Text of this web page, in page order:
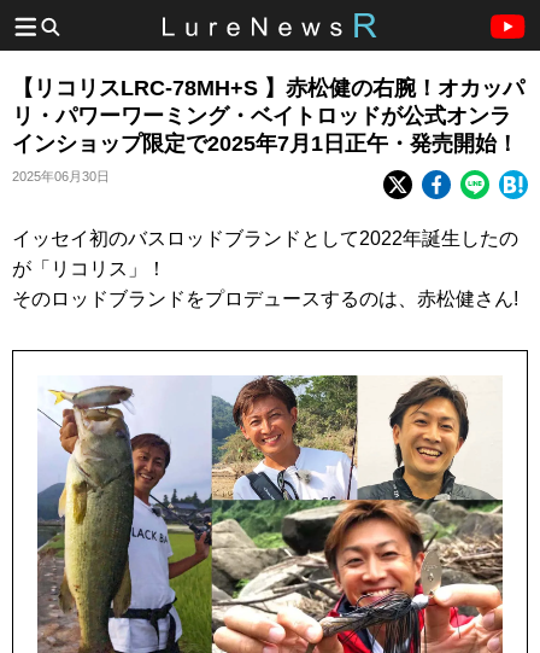
【リコリスLRC-78MH+S 】赤松健の右腕！オカッパ
リ・パワーワーミング・ベイトロッドが公式オンラ
インショップ限定で2025年7月1日正午・発売開始！
2025年06月30日
イッセイ初のバスロッドブランドとして2022年誕生したの
が「リコリス」！
そのロッドブランドをプロデュースするのは、赤松健さん!